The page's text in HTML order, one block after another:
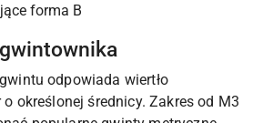
forma B
odpowiada wiertło
określonej średnicy. Zakres od M3